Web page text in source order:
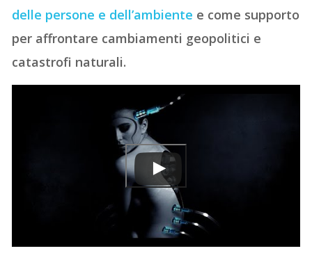
delle persone e dell’ambiente e come supporto
per affrontare cambiamenti geopolitici e
catastrofi naturali.